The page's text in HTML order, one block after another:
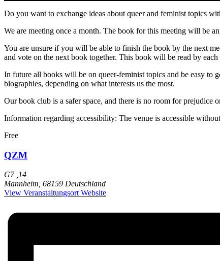
Do you want to exchange ideas about queer and feminist topics
We are meeting once a month. The book for this meeting will be
You are unsure if you will be able to finish the book by the next
and vote on the next book together. This book will be read by
In future all books will be on queer-feminist topics and be easy to
biographies, depending on what interests us the most.
Our book club is a safer space, and there is no room for prejudice
Information regarding accessibility: The venue is accessible
Free
QZM
G7 ,14
Mannheim 68159 Deutschland
View Veranstaltungsort Website